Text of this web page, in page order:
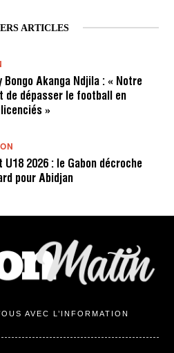
ARTICLES
Bongo Akanga Ndjila : « Notre
de dépasser le football en
»
2026 : le Gabon décroche
pour Abidjan
AVEC L’INFORMATION